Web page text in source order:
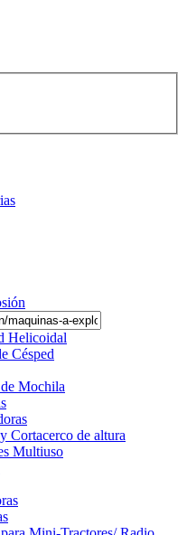
Helicoidal
Césped
Mochila
Cortacerco de altura
Multiuso